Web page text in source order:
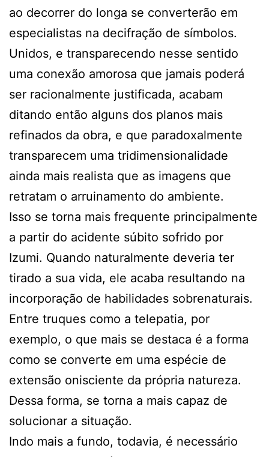
ao decorrer do longa se converterão em
especialistas na decifração de símbolos.
Unidos, e transparecendo nesse sentido
uma conexão amorosa que jamais poderá
ser racionalmente justificada, acabam
ditando então alguns dos planos mais
refinados da obra, e que paradoxalmente
transparecem uma tridimensionalidade
ainda mais realista que as imagens que
retratam o arruinamento do ambiente.
Isso se torna mais frequente principalmente
a partir do acidente súbito sofrido por
Izumi. Quando naturalmente deveria ter
tirado a sua vida, ele acaba resultando na
incorporação de habilidades sobrenaturais.
Entre truques como a telepatia, por
exemplo, o que mais se destaca é a forma
como se converte em uma espécie de
extensão onisciente da própria natureza.
Dessa forma, se torna a mais capaz de
solucionar a situação.
Indo mais a fundo, todavia, é necessário